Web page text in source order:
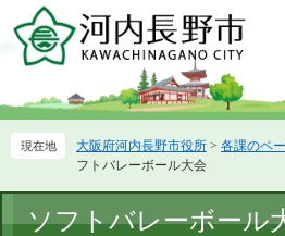
ー
先
ニ
を
て
大阪府河内長野市役所 > 各課のペ
フトバレーボール大会
文
ソフトバレーボール